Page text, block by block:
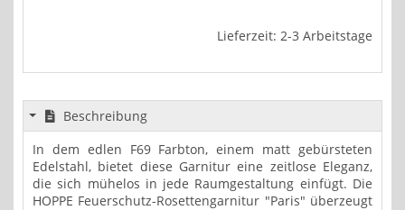
Lieferzeit: 2-3 Arbeitstage
Beschreibung
In dem edlen F69 Farbton, einem matt gebürsteten
Edelstahl, bietet diese Garnitur eine zeitlose Eleganz,
die sich mühelos in jede Raumgestaltung einfügt. Die
HOPPE Feuerschutz-Rosettengarnitur "Paris" überzeugt